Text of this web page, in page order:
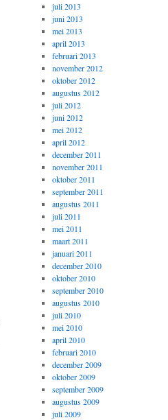
juli 2013
juni 2013
mei 2013
april 2013
februari 2013
november 2012
oktober 2012
augustus 2012
juli 2012
juni 2012
mei 2012
april 2012
december 2011
november 2011
oktober 2011
september 2011
augustus 2011
juli 2011
mei 2011
maart 2011
januari 2011
december 2010
oktober 2010
september 2010
augustus 2010
juli 2010
mei 2010
april 2010
februari 2010
december 2009
oktober 2009
september 2009
augustus 2009
juli 2009